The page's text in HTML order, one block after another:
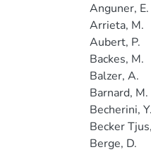
Anguner, E.
Arrieta, M.
Aubert, P.
Backes, M.
Balzer, A.
Barnard, M.
Becherini, Y.
Becker
Berge, D.